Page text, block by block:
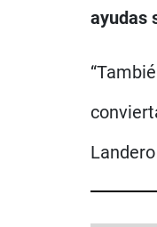
ayudas
Landero